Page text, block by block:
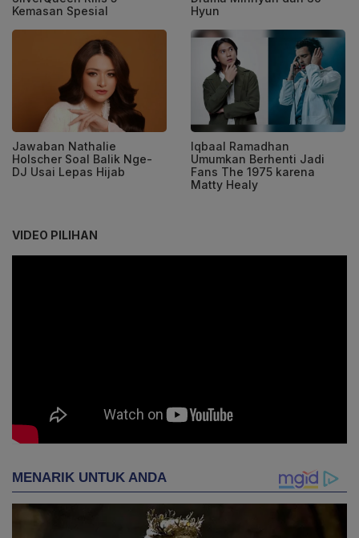
Kemasan Spesial
Hyun
Jawaban Nathalie
Holscher Soal Balik Nge-
DJ Usai Lepas Hijab
Iqbaal Ramadhan
Umumkan Berhenti Jadi
Fans The 1975 karena
Matty Healy
VIDEO PILIHAN